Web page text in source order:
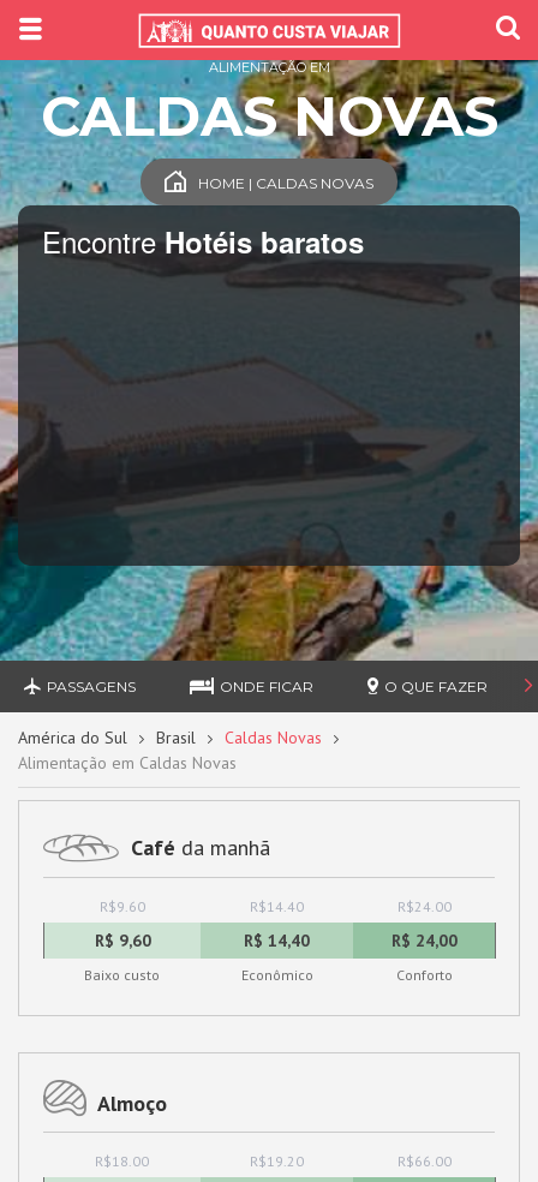
EncontreHotéis baratos
ALIMENTAÇÃO EM
CALDAS NOVAS
HOME | CALDAS NOVAS
PASSAGENS ONDE FICAR O QUE FAZER
América do Sul Brasil
Caldas Novas
Alimentação em Caldas Novas
Café da manhã
R$9.60 R$14.40 R$24.00
R$ 9,60 R$ 14,40 R$ 24,00
Baixo custo Econômico Conforto
Almoço
R$18.00 R$19.20 R$66.00